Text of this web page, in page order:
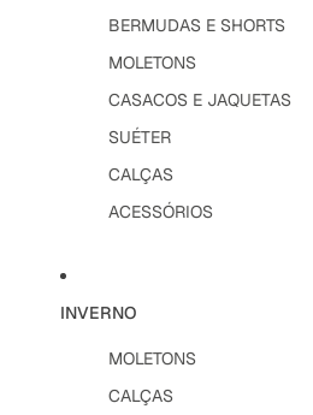
BERMUDAS E SHORTS
MOLETONS
CASACOS E JAQUETAS
SUÉTER
CALÇAS
ACESSÓRIOS
INVERNO
MOLETONS
CALÇAS